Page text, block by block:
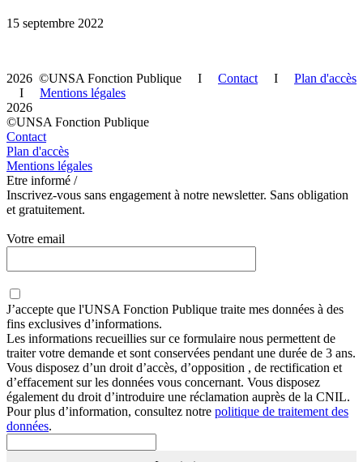
15 septembre 2022
2026 ©UNSA Fonction Publique I Contact I Plan d'accès
I Mentions légales
2026
©UNSA Fonction Publique
Contact
Plan d'accès
Mentions légales
Etre informé /
Inscrivez-vous sans engagement à notre newsletter. Sans obligation
et gratuitement.
Votre email
J’accepte que l'UNSA Fonction Publique traite mes données à des
fins exclusives d’informations.
Les informations recueillies sur ce formulaire nous permettent de
traiter votre demande et sont conservées pendant une durée de 3 ans.
Vous disposez d’un droit d’accès, d’opposition , de rectification et
d’effacement sur les données vous concernant. Vous disposez
également du droit d’introduire une réclamation auprès de la CNIL.
Pour plus d’information, consultez notre politique de traitement des
données.